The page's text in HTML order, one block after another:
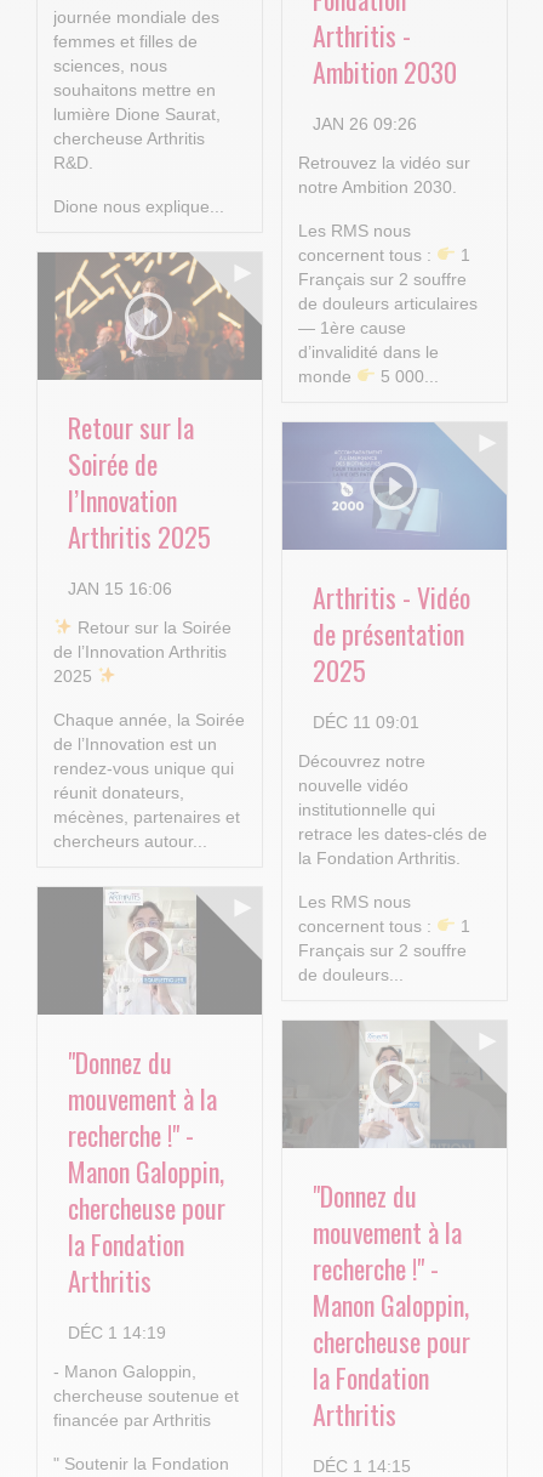
journée mondiale des
femmes et filles de
sciences, nous
souhaitons mettre en
lumière Dione Saurat,
chercheuse Arthritis
R&D.
Dione nous explique...
Arthritis -
Ambition 2030
JAN 26 09:26
Retrouvez la vidéo sur
notre Ambition 2030.
Les RMS nous
concernent tous :
1
Français sur 2 souffre
de douleurs articulaires
— 1ère cause
d’invalidité dans le
monde
5 000...
Retour sur la
Soirée de
l’Innovation
Arthritis 2025
JAN 15 16:06
​ Retour sur la Soirée
de l’Innovation Arthritis
2025
Chaque année, la Soirée
de l’Innovation est un
rendez-vous unique qui
réunit donateurs,
mécènes, partenaires et
chercheurs autour...
Arthritis - Vidéo
de présentation
2025
DÉC 11 09:01
Découvrez notre
nouvelle vidéo
institutionnelle qui
retrace les dates-clés de
la Fondation Arthritis.
Les RMS nous
concernent tous :
1
Français sur 2 souffre
de douleurs...
"Donnez du
mouvement à la
recherche !" -
Manon Galoppin,
chercheuse pour
la Fondation
Arthritis
DÉC 1 14:19
- Manon Galoppin,
chercheuse soutenue et
financée par Arthritis
" Soutenir la Fondation
"Donnez du
mouvement à la
recherche !" -
Manon Galoppin,
chercheuse pour
la Fondation
Arthritis
DÉC 1 14:15